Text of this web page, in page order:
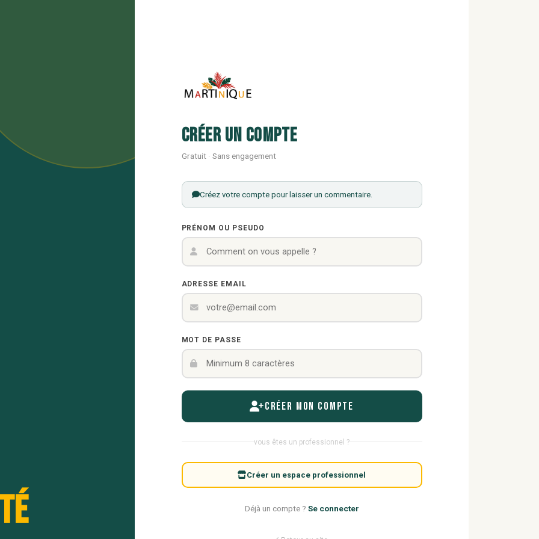
Créer un compte
Gratuit · Sans engagement
Créez votre compte pour laisser un commentaire.
PRÉNOM OU PSEUDO
ADRESSE EMAIL
MOT DE PASSE
Créer mon compte
vous êtes un professionnel ?
Créer un espace professionnel
Déjà un compte ? Se connecter